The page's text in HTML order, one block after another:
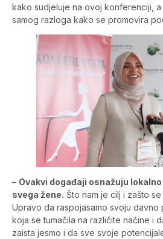
kako sudjeluje na ovoj konferenciji,
samog razloga kako se promovira
– Ovakvi događaji osnažuju
svega žene. Što nam je cilj i zašto
Upravo da raspojasamo svoju davno
koja se tumačila na različite načine i
zaista jesmo i da sve svoje